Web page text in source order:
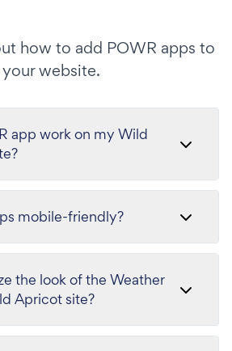
how to add POWR apps to
your website.
app work on my Wild
mobile-friendly?
the look of the Weather
Apricot site?